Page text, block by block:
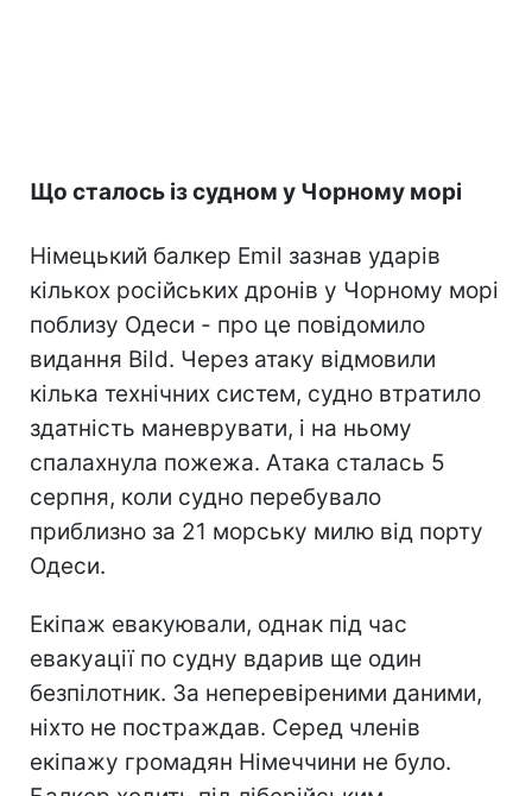
Що сталось із судном у Чорному морі
Німецький балкер Emil зазнав ударів
кількох російських дронів у Чорному морі
поблизу Одеси - про це повідомило
видання Bild. Через атаку відмовили
кілька технічних систем, судно втратило
здатність маневрувати, і на ньому
спалахнула пожежа. Атака сталась 5
серпня, коли судно перебувало
приблизно за 21 морську милю від порту
Одеси.
Екіпаж евакуювали, однак під час
евакуації по судну вдарив ще один
безпілотник. За неперевіреними даними,
ніхто не постраждав. Серед членів
екіпажу громадян Німеччини не було.